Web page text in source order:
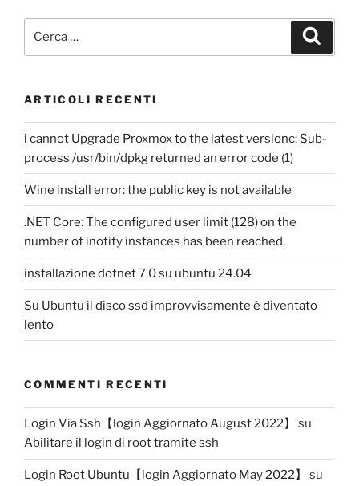
ARTICOLI RECENTI
i cannot Upgrade Proxmox to the latest versionc: Sub-
process /usr/bin/dpkg returned an error code (1)
Wine install error: the public key is not available
.NET Core: The configured user limit (128) on the
number of inotify instances has been reached.
installazione dotnet 7.0 su ubuntu 24.04
Su Ubuntu il disco ssd improvvisamente è diventato
lento
COMMENTI RECENTI
Login Via Ssh【login Aggiornato August 2022】
su
Abilitare il login di root tramite ssh
Login Root Ubuntu【login Aggiornato May 2022】
su